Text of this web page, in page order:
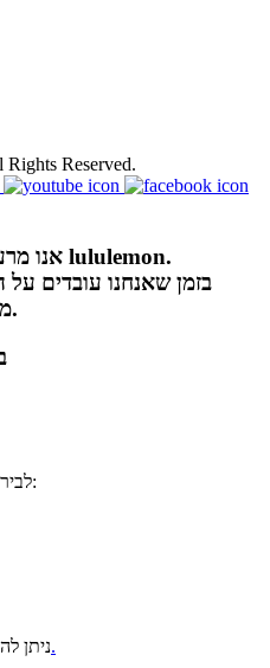
Reserved.
אנו מרעננים את חוויית הקנייה באתר lululemon.
בזמן שאנחנו עובדים
מצומצם יותר, עקב מלאי מוגבל.
לבירור האם ישובך מופיע באיזור השילוח:
ניתןחנויות המותג.